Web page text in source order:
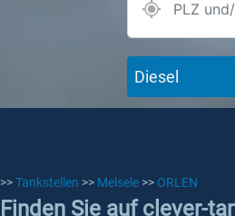
Diesel
>>Tankstellen >> Melsele >> ORLEN
Finden Sie auf clever-